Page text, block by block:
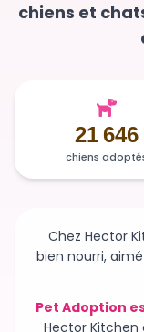
chiens et
21 646
chiens
Chez Hector
bien nourri,
Pet Adoption
Hector Kitchen